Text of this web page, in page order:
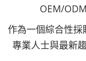
OEM/
作為一個綜合性
專業人士與最新